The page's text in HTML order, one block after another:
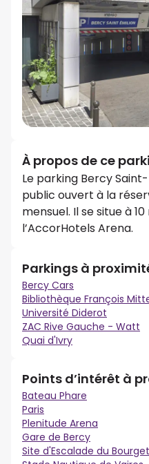
À propos de ce
Le parking Bercy
public ouvert à la
mensuel. Il se situe à
l’AccorHotels Arena.
Parkings à
Bercy Cars
Bibliothèque François
Université Diderot
ZAC Rive Gauche - Watt
Quai d'Ivry
Points d’intérêt à
Bateau Phare
Paris
Plenitude Arena
Gare de Bercy
Site d'Escalade du Bourget